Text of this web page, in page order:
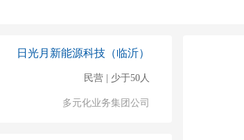
日光月新能源科技（临沂）
民营 | 少于50人
多元化业务集团公司